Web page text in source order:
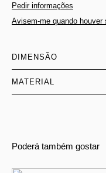
Pedir informações
Avisem-me quando houver
DIMENSÃO
MATERIAL
Poderá também gostar